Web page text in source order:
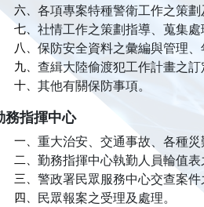
六、 各項專案特種警衛工作之策劃
七、 社情工作之策劃指導、蒐集
八、保防安全資料之彙編與管理、
九、 查緝大陸偷渡犯工作計畫之
十、 其他有關保防事項。
務指揮中心
一、 重大治安、交通事故、各種
二、 勤務指揮中心執勤人員輪值表
三、 警政署民眾服務中心交查案件
四、 民眾報案之受理及處理。